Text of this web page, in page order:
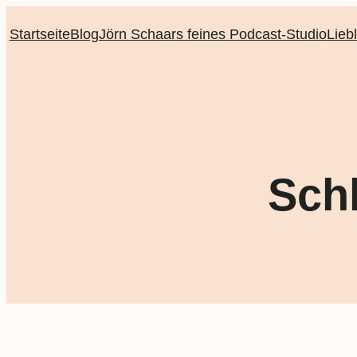
StartseiteBlogJörn Schaars feines Podcast-Studio